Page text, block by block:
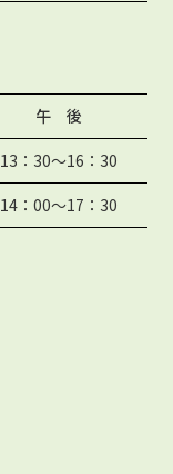
午 後
13：30〜16：30
14：00〜17：30